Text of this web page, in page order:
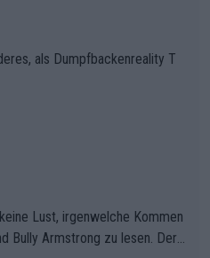
als Dumpfbackenreality T
Lust, irgenwelche Kommen
Bully Armstrong zu lesen. Der